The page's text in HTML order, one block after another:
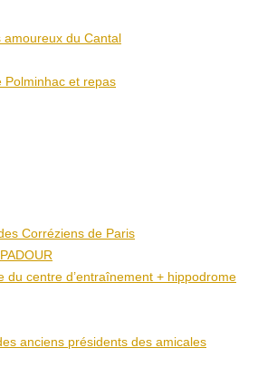
du Cantal
Polminhac et repas
Corréziens de Paris
du centre d’entraînement + hippodrome
anciens présidents des amicales